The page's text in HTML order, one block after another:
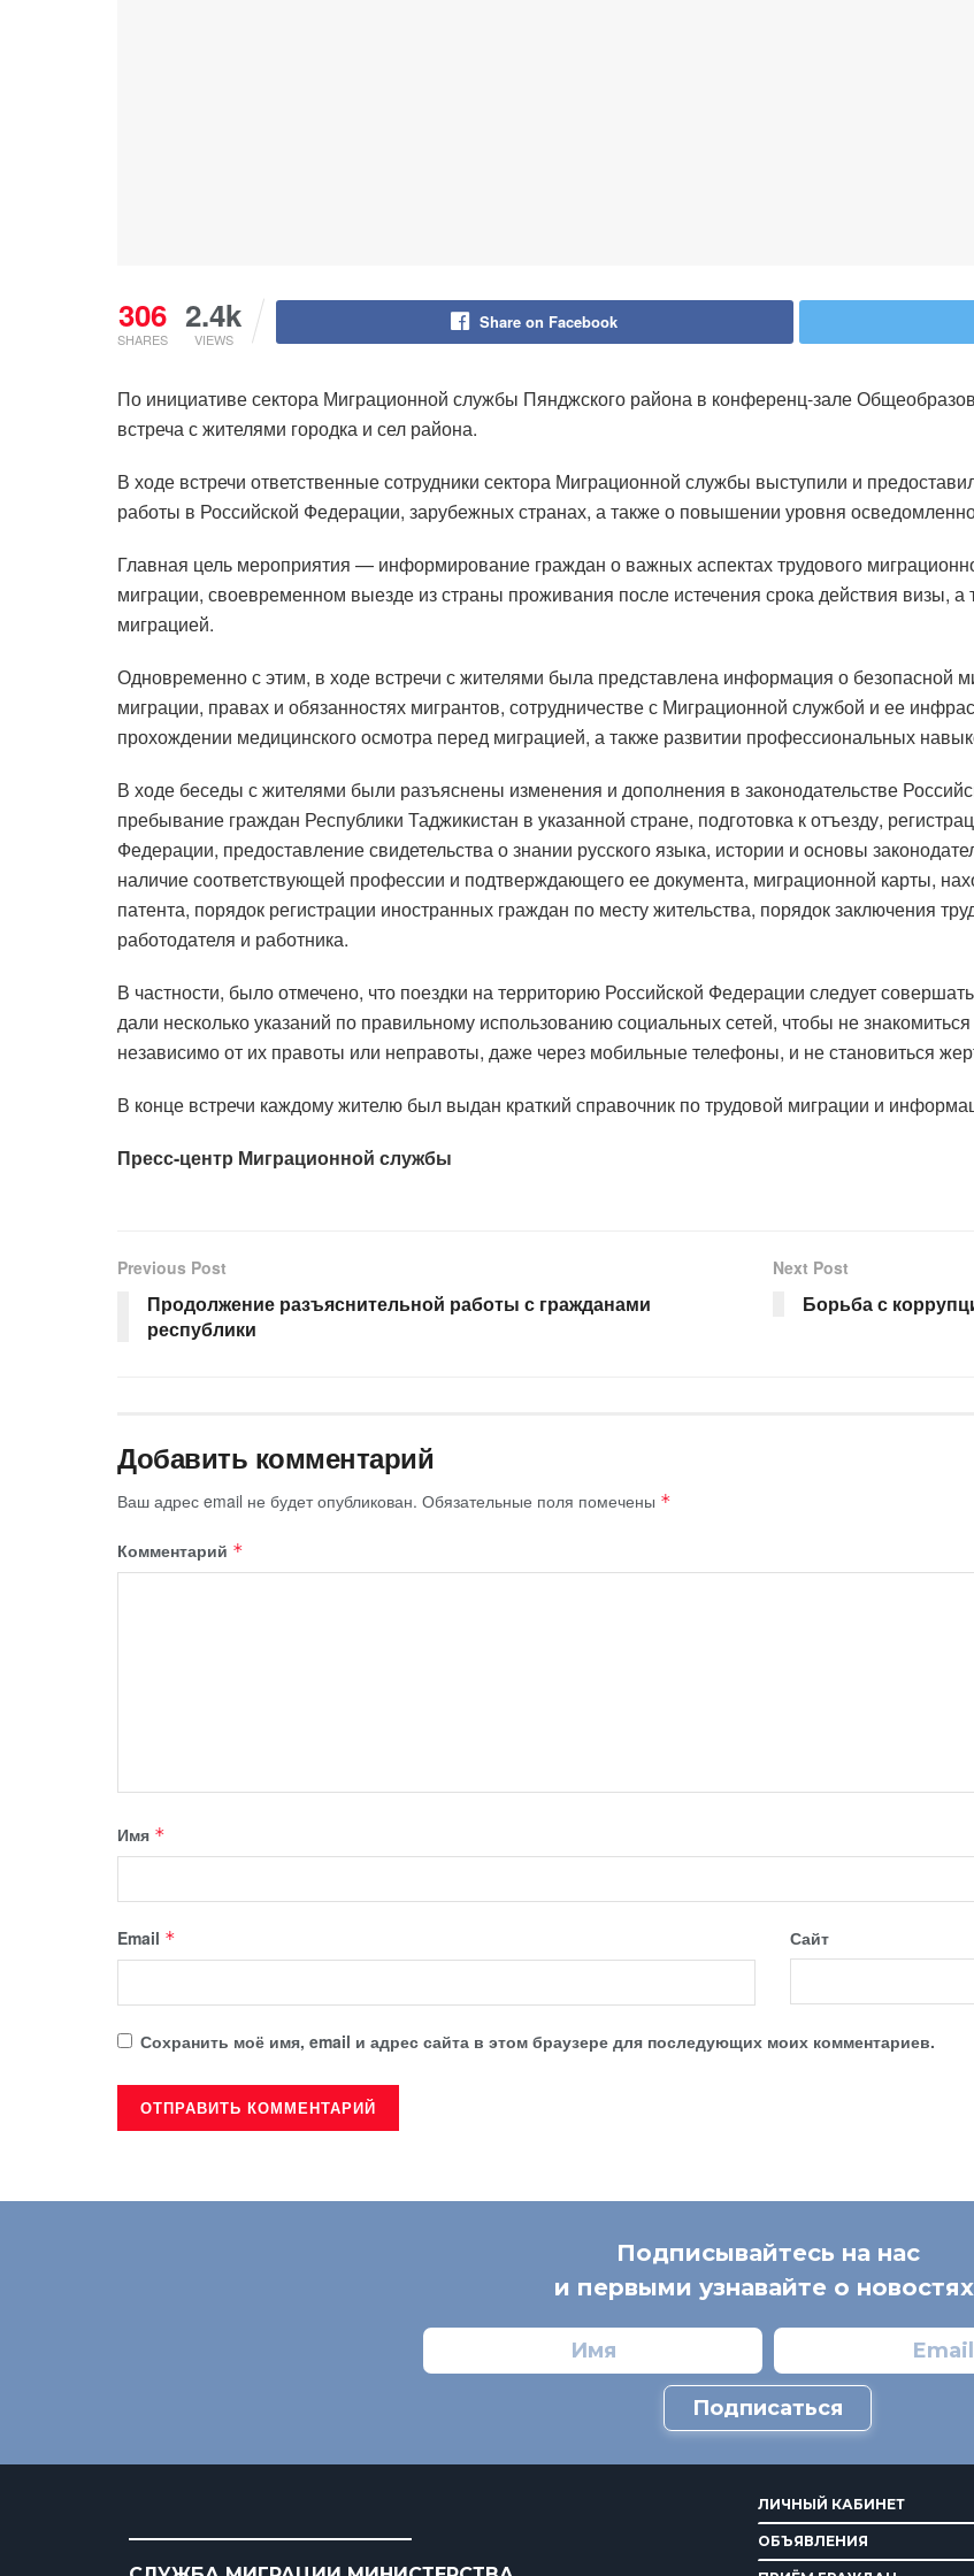
306
SHARES
2.4k
VIEWS
Share on Facebook
По инициативе сектора Миграционной службы Пянджского района в конференц-зале
встреча с жителями городка и сел района.
В ходе встречи ответственные сотрудники сектора Миграционной службы выступили и
работы в Российской Федерации, зарубежных странах, а также о повышении уровня
Главная цель мероприятия — информирование граждан о важных аспектах трудового
миграции, своевременном выезде из страны проживания после истечения срока действия визы,
миграцией.
Одновременно с этим, в ходе встречи с жителями была представлена ​​информация о безопасной
миграции, правах и обязанностях мигрантов, сотрудничестве с Миграционной службой и ее
прохождении медицинского осмотра перед миграцией, а также развитии профессиональных
В ходе беседы с жителями были разъяснены изменения и дополнения в законодательстве
пребывание граждан Республики Таджикистан в указанной стране, подготовка к отъезду,
Федерации, предоставление свидетельства о знании русского языка, истории и основы
наличие соответствующей профессии и подтверждающего ее документа, миграционной карты,
патента, порядок регистрации иностранных граждан по месту жительства, порядок заключения
работодателя и работника.
В частности, было отмечено, что поездки на территорию Российской Федерации следует
дали несколько указаний по правильному использованию социальных сетей, чтобы не
независимо от их правоты или неправоты, даже через мобильные телефоны, и не становиться
В конце встречи каждому жителю был выдан краткий справочник по трудовой миграции и
Пресс-центр Миграционной службы
Previous Post
Продолжение разъяснительной работы с гражданами
республики
Next Post
Борьба с
Добавить комментарий
Ваш адрес email не будет опубликован. Обязательные поля помечены *
Комментарий *
Имя *
Email * Сайт
Сохранить моё имя, email и адрес сайта в этом браузере для последующих моих комментариев.
Подписывайтесь на нас
и первыми узнавайте о
Подписаться
ЛИЧНЫЙ КАБИНЕТ
ОБЪЯВЛЕНИЯ